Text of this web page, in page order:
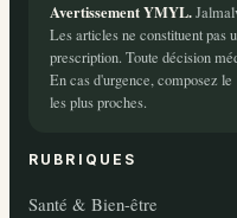
Avertissement YMYL.
Les articles ne constituent pas
prescription. Toute décision
En cas d'urgence, composez
les plus proches.
RUBRIQUES
Santé & Bien-être